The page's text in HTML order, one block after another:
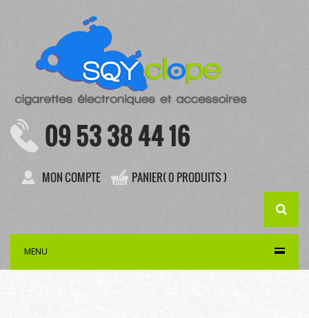
09 53 38 44 16
MON COMPTE PANIER( 0 PRODUITS )
MENU